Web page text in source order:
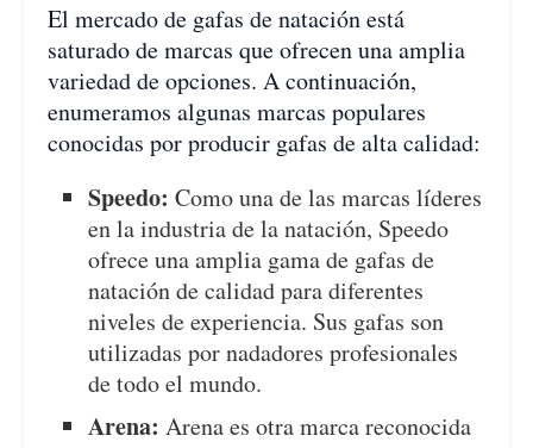
El mercado de gafas de natación está
saturado de marcas que ofrecen una amplia
variedad de opciones. A continuación,
enumeramos algunas marcas populares
conocidas por producir gafas de alta calidad:
Speedo: Como una de las marcas líderes
en la industria de la natación, Speedo
ofrece una amplia gama de gafas de
natación de calidad para diferentes
niveles de experiencia. Sus gafas son
utilizadas por nadadores profesionales
de todo el mundo.
Arena: Arena es otra marca reconocida